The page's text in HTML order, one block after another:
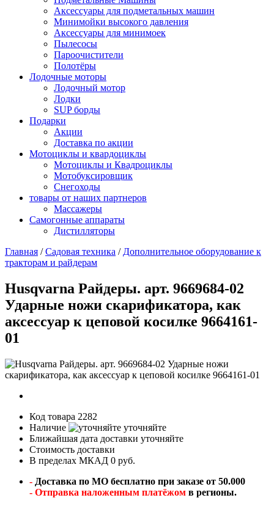
Аксессуары для подметальных машин
Минимойки высокого давления
Аксессуары для минимоек
Пылесосы
Пароочистители
Полотёры
Лодочные моторы
Лодочный мотор
Лодки
SUP борды
Подарки
Акции
Доставка по акции
Мотоциклы и квардоциклы
Мотоциклы и Квадроциклы
Мотобуксировщик
Снегоходы
товары от наших партнеров
Массажеры
Самогонные аппараты
Дистилляторы
Главная /Садовая техника / Дополнительное оборудование к
тракторам и райдерам
Husqvarna Райдеры. арт. 9669684-02
Ударные ножи скарификатора, как
аксессуар к цеповой косилке 9664161-
01
Код товара 2282
Наличие
уточняйте
Ближайшая дата доставки уточняйте
Стоимость доставки
В пределах МКАД 0 руб.
- Доставка по МО бесплатно при заказе от 50.000
- Отправка наложенным платёжом в регионы.